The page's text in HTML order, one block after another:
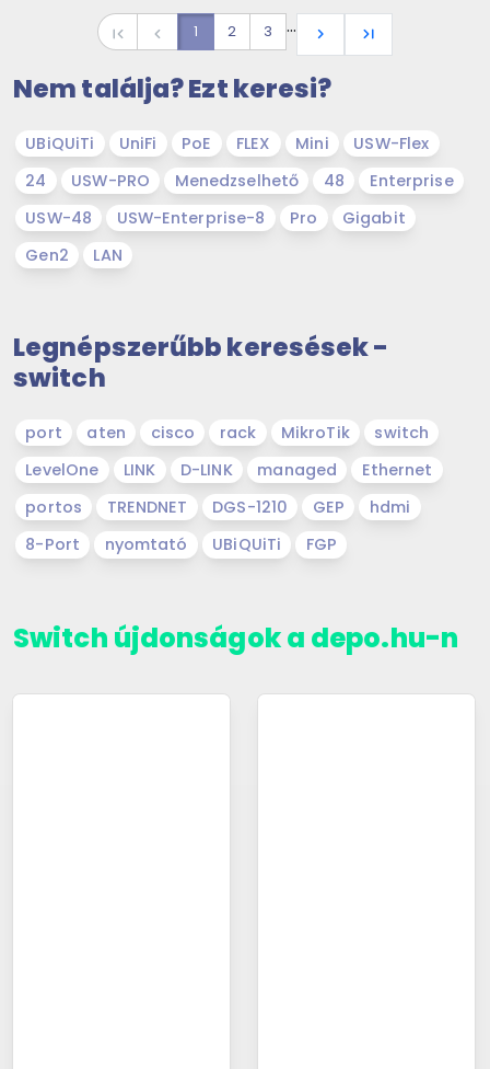
first_page navigate_before 1 2 3 … navigate_next last_page
Nem találja? Ezt keresi?
UBiQUiTi UniFi PoE FLEX Mini
USW-Flex
24
USW-PRO Menedzselhető 48
Enterprise
USW-48
USW-Enterprise-8 Pro
Gigabit
Gen2
LAN
Legnépszerűbb keresések -
switch
port aten cisco rack MikroTik
switch
LevelOne
LINK D-LINK managed
Ethernet
portos
TRENDNET DGS-1210 GEP
hdmi
8-Port
nyomtató UBiQUiTi FGP
Switch újdonságok a depo.hu-n